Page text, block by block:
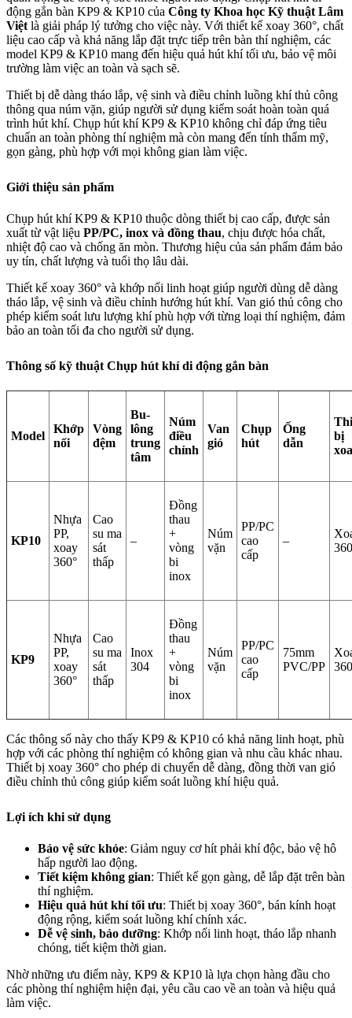
động gắn bàn KP9 & KP10 của Công ty Khoa học Kỹ thuật Lâm
Việt là giải pháp lý tưởng cho việc này. Với thiết kế xoay 360°, chất
liệu cao cấp và khả năng lắp đặt trực tiếp trên bàn thí nghiệm, các
model KP9 & KP10 mang đến hiệu quả hút khí tối ưu, bảo vệ môi
trường làm việc an toàn và sạch sẽ.
Thiết bị dễ dàng tháo lắp, vệ sinh và điều chỉnh luồng khí thủ công
thông qua núm vặn, giúp người sử dụng kiểm soát hoàn toàn quá
trình hút khí. Chụp hút khí KP9 & KP10 không chỉ đáp ứng tiêu
chuẩn an toàn phòng thí nghiệm mà còn mang đến tính thẩm mỹ,
gọn gàng, phù hợp với mọi không gian làm việc.
Giới thiệu sản phẩm
Chụp hút khí KP9 & KP10 thuộc dòng thiết bị cao cấp, được sản
xuất từ vật liệu PP/PC, inox và đồng thau, chịu được hóa chất,
nhiệt độ cao và chống ăn mòn. Thương hiệu của sản phẩm đảm bảo
uy tín, chất lượng và tuổi thọ lâu dài.
Thiết kế xoay 360° và khớp nối linh hoạt giúp người dùng dễ dàng
tháo lắp, vệ sinh và điều chỉnh hướng hút khí. Van gió thủ công cho
phép kiểm soát lưu lượng khí phù hợp với từng loại thí nghiệm, đảm
bảo an toàn tối đa cho người sử dụng.
Thông số kỹ thuật Chụp hút khí di động gắn bàn
Model
Khớp
nối
Vòng
đệm
Bu-
lông
trung
tâm
Núm
điều
chỉnh
Van
gió
Chụp
hút
Ống
dẫn
bị
KP10
Nhựa
PP,
xoay
360°
Cao
su ma
sát
thấp
–
Đồng
thau
+
vòng
bi
inox
Núm
vặn
PP/PC
cao
cấp
–
KP9
Nhựa
PP,
xoay
360°
Cao
su ma
sát
thấp
Inox
304
Đồng
thau
+
vòng
bi
inox
Núm
vặn
PP/PC
cao
cấp
75mm
PVC/PP
Các thông số này cho thấy KP9 & KP10 có khả năng linh hoạt, phù
hợp với các phòng thí nghiệm có không gian và nhu cầu khác nhau.
Thiết bị xoay 360° cho phép di chuyển dễ dàng, đồng thời van gió
điều chỉnh thủ công giúp kiểm soát luồng khí hiệu quả.
Lợi ích khi sử dụng
Bảo vệ sức khỏe: Giảm nguy cơ hít phải khí độc, bảo vệ hô
hấp người lao động.
Tiết kiệm không gian: Thiết kế gọn gàng, dễ lắp đặt trên bàn
thí nghiệm.
Hiệu quả hút khí tối ưu: Thiết bị xoay 360°, bán kính hoạt
động rộng, kiểm soát luồng khí chính xác.
Dễ vệ sinh, bảo dưỡng: Khớp nối linh hoạt, tháo lắp nhanh
chóng, tiết kiệm thời gian.
Nhờ những ưu điểm này, KP9 & KP10 là lựa chọn hàng đầu cho
các phòng thí nghiệm hiện đại, yêu cầu cao về an toàn và hiệu quả
làm việc.